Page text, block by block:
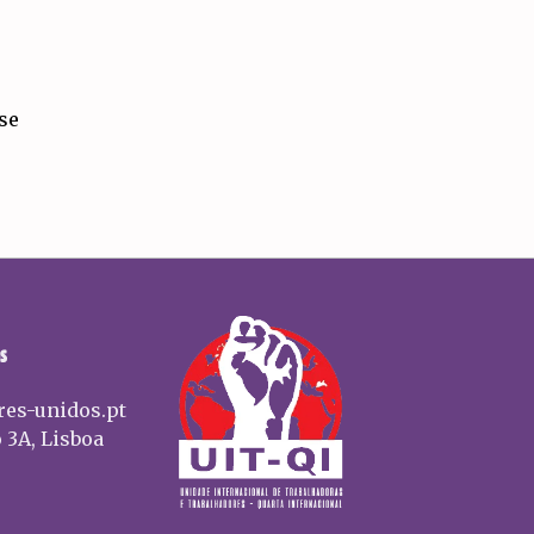
unidos.pt
3A, Lisboa